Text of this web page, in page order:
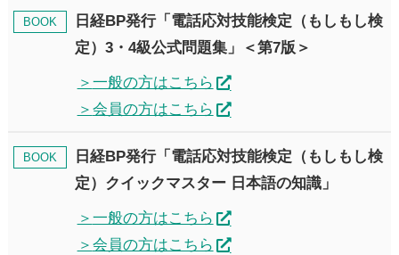
BOOK
日経BP発行「電話応対技能検定（もしもし検
定）3・4級公式問題集」＜第7版＞
一般の方はこちら
会員の方はこちら
BOOK
日経BP発行「電話応対技能検定（もしもし検
定）クイックマスター 日本語の知識」
一般の方はこちら
会員の方はこちら